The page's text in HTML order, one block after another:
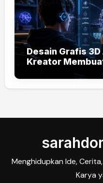
Desain Grafis
Kreator
Menghidupkan Ide,
Karya